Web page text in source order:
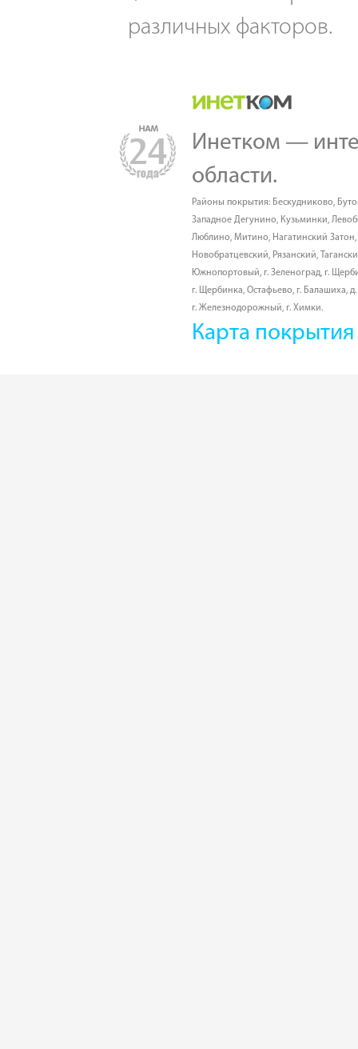
различных факторов.
Инетком —
области.
Районы покрытия: Бескудниково,
Западное Дегунино, Кузьминки,
Люблино, Митино, Нагатинский Затон,
Новобратцевский, Рязанский,
Южнопортовый, г. Зеленоград, г.
г. Щербинка, Остафьево, г. Балашиха,
г. Железнодорожный, г. Химки.
Карта